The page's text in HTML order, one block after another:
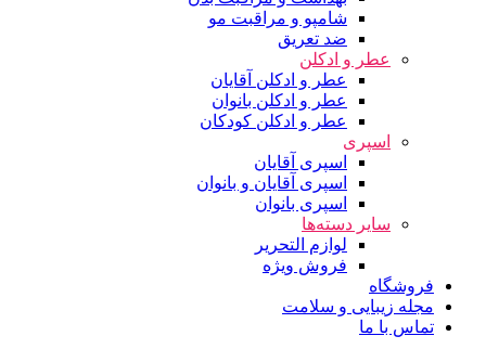
شامپو و مراقبت مو
ضد تعریق
عطر و ادکلن
عطر و ادکلن آقایان
عطر و ادکلن بانوان
عطر و ادکلن کودکان
اسپری
اسپری آقایان
اسپری آقایان و بانوان
اسپری بانوان
سایر دسته‌ها
لوازم التحریر
فروش ویژه
فروشگاه
مجله زیبایی و سلامت
تماس با ما